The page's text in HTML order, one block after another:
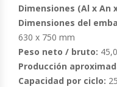
Formadora De Pizza
Freidoras Industriales
Frigobar
Dimensiones (Al x An
Dimensiones del
630 x 750 mm
Peso neto / bruto:
Producción
Capacidad por ciclo: